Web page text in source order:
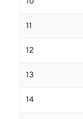
11
12
13
14